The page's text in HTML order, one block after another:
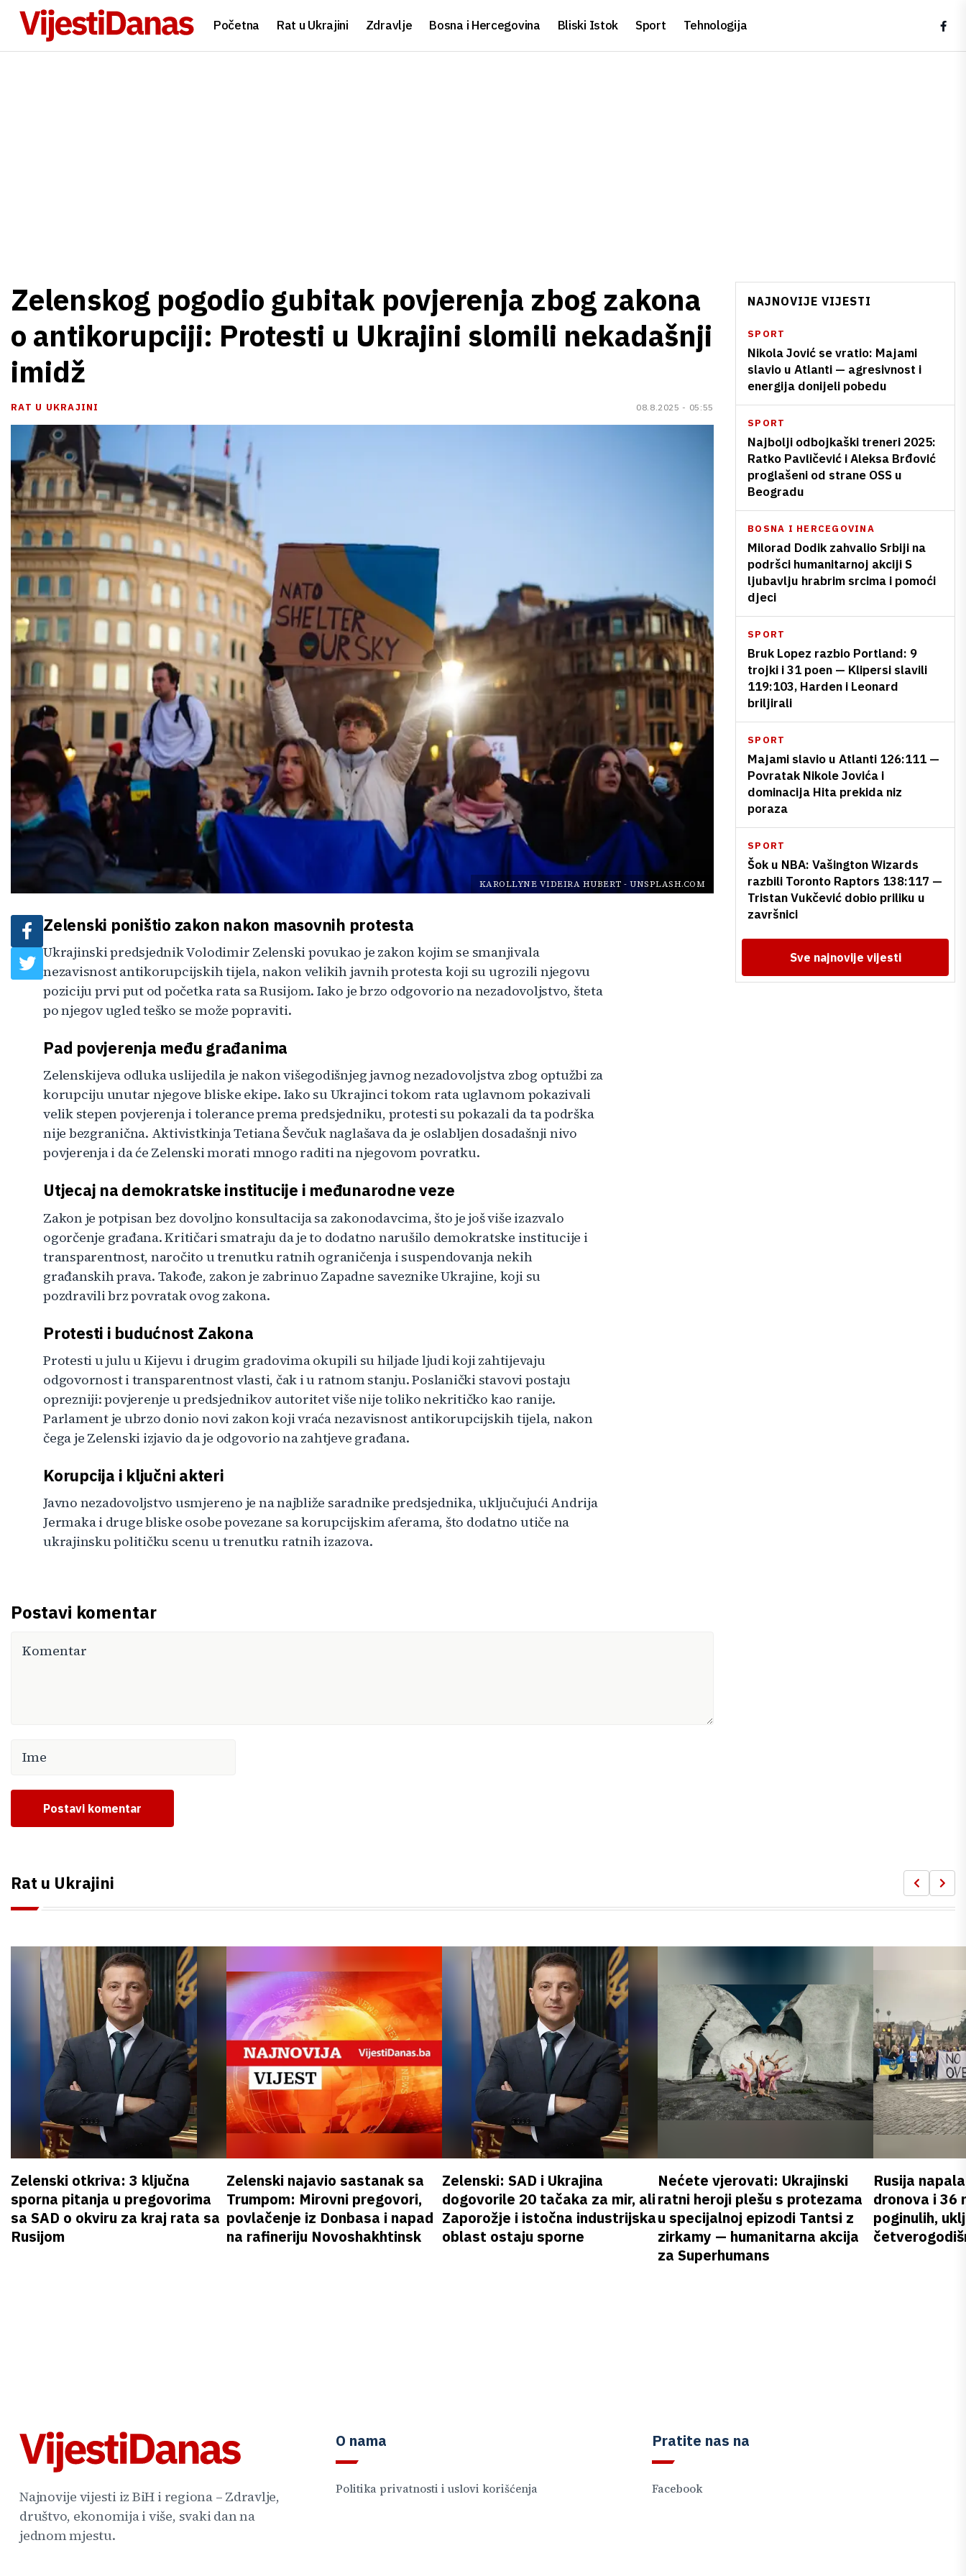
Početna Rat u Ukrajini Zdravlje Bosna i Hercegovina Bliski Istok Sport Tehnologija
Zelenskog pogodio gubitak povjerenja zbog zakona
o antikorupciji: Protesti u Ukrajini slomili nekadašnji
imidž
RAT U UKRAJINI 08.8.2025 - 05:55
KAROLLYNE VIDEIRA HUBERT - UNSPLASH.COM
Zelenski poništio zakon nakon masovnih protesta
Ukrajinski predsjednik Volodimir Zelenski povukao je zakon kojim se smanjivala
nezavisnost antikorupcijskih tijela, nakon velikih javnih protesta koji su ugrozili njegovu
poziciju prvi put od početka rata sa Rusijom. Iako je brzo odgovorio na nezadovoljstvo, šteta
po njegov ugled teško se može popraviti.
Pad povjerenja među građanima
Zelenskijeva odluka uslijedila je nakon višegodišnjeg javnog nezadovoljstva zbog optužbi za
korupciju unutar njegove bliske ekipe. Iako su Ukrajinci tokom rata uglavnom pokazivali
velik stepen povjerenja i tolerance prema predsjedniku, protesti su pokazali da ta podrška
nije bezgranična. Aktivistkinja Tetiana Ševčuk naglašava da je oslabljen dosadašnji nivo
povjerenja i da će Zelenski morati mnogo raditi na njegovom povratku.
Utjecaj na demokratske institucije i međunarodne veze
Zakon je potpisan bez dovoljno konsultacija sa zakonodavcima, što je još više izazvalo
ogorčenje građana. Kritičari smatraju da je to dodatno narušilo demokratske institucije i
transparentnost, naročito u trenutku ratnih ograničenja i suspendovanja nekih
građanskih prava. Takođe, zakon je zabrinuo Zapadne saveznike Ukrajine, koji su
pozdravili brz povratak ovog zakona.
Protesti i budućnost Zakona
Protesti u julu u Kijevu i drugim gradovima okupili su hiljade ljudi koji zahtijevaju
odgovornost i transparentnost vlasti, čak i u ratnom stanju. Poslanički stavovi postaju
oprezniji: povjerenje u predsjednikov autoritet više nije toliko nekritičko kao ranije.
Parlament je ubrzo donio novi zakon koji vraća nezavisnost antikorupcijskih tijela, nakon
čega je Zelenski izjavio da je odgovorio na zahtjeve građana.
Korupcija i ključni akteri
Javno nezadovoljstvo usmjereno je na najbliže saradnike predsjednika, uključujući Andrija
Jermaka i druge bliske osobe povezane sa korupcijskim aferama, što dodatno utiče na
ukrajinsku političku scenu u trenutku ratnih izazova.
Postavi komentar
Postavi komentar
NAJNOVIJE VIJESTI
SPORT
Nikola Jović se vratio: Majami
slavio u Atlanti — agresivnost i
energija donijeli pobedu
SPORT
Najbolji odbojkaški treneri 2025:
Ratko Pavličević i Aleksa Brđović
proglašeni od strane OSS u
Beogradu
BOSNA I HERCEGOVINA
Milorad Dodik zahvalio Srbiji na
podršci humanitarnoj akciji S
ljubavlju hrabrim srcima i pomoći
djeci
SPORT
Bruk Lopez razbio Portland: 9
trojki i 31 poen — Klipersi slavili
119:103, Harden i Leonard
briljirali
SPORT
Majami slavio u Atlanti 126:111 —
Povratak Nikole Jovića i
dominacija Hita prekida niz
poraza
SPORT
Šok u NBA: Vašington Wizards
razbili Toronto Raptors 138:117 —
Tristan Vukčević dobio priliku u
završnici
Sve najnovije vijesti
Rat u Ukrajini
Zelenski otkriva: 3 ključna
sporna pitanja u pregovorima
sa SAD o okviru za kraj rata sa
Rusijom
Zelenski najavio sastanak sa
Trumpom: Mirovni pregovori,
povlačenje iz Donbasa i napad
na rafineriju Novoshakhtinsk
Zelenski: SAD i Ukrajina
dogovorile 20 tačaka za mir, ali
Zaporožje i istočna industrijska
oblast ostaju sporne
Nećete vjerovati: Ukrajinski
ratni heroji plešu s protezama
u specijalnoj epizodi Tantsi z
zirkamy — humanitarna akcija
za Superhumans
Rusija
dronova i 36
poginulih,
Najnovije vijesti iz BiH i regiona – Zdravlje,
društvo, ekonomija i više, svaki dan na
jednom mjestu.
O nama
Politika privatnosti i uslovi korišćenja
Pratite nas na
Facebook